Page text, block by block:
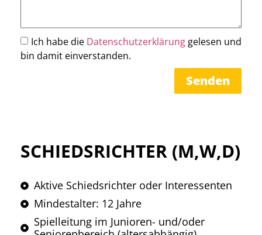
Ich habe die Datenschutzerklärung gelesen und
bin damit einverstanden.
Senden
SCHIEDSRICHTER (M,W,D)
Aktive Schiedsrichter oder Interessenten
Mindestalter: 12 Jahre
Spielleitung im Junioren- und/oder